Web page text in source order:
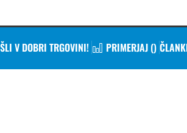
V DOBRI TRGOVINI!
PRIMERJAJ ()